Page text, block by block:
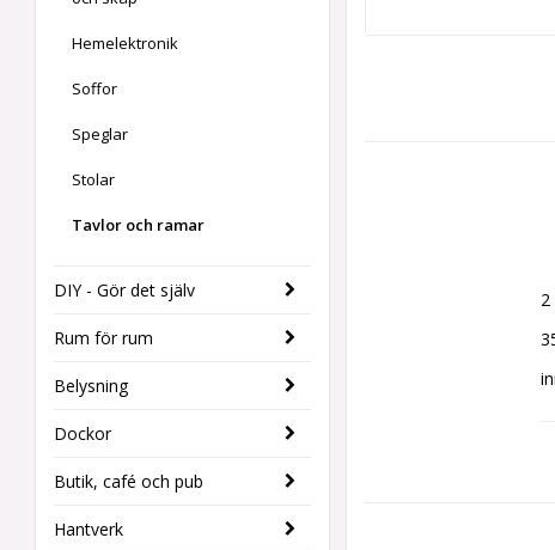
Hemelektronik
Soffor
Speglar
Stolar
Tavlor och ramar
DIY - Gör det själv
Rum för rum
Belysning
Dockor
Butik, café och pub
Hantverk